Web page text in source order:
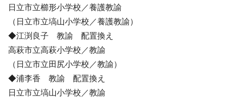
日立市立櫛形小学校／養護教諭
（日立市立塙山小学校／養護教諭）
◆江渕良子 教諭 配置換え
高萩市立高萩小学校／教諭
（日立市立田尻小学校／教諭）
◆浦李香 教諭 配置換え
日立市立塙山小学校／教諭